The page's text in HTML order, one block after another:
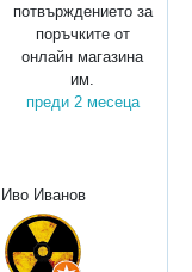
потвърждението за
поръчките от
онлайн магазина
им.
преди 2 месеца
Иво Иванов